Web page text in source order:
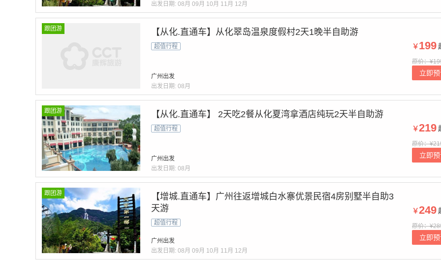
出发日期: 08月 09月 10月 11月 12月
跟团游 【从化.直通车】从化翠岛温泉度假村2天1晚半自助游
超值行程
广州出发
出发日期: 08月
￥199
原价：
立即
跟团游 【从化.直通车】 2天吃2餐从化夏湾拿酒店纯玩2天半自助游
超值行程
广州出发
出发日期: 08月
￥219
原价：
立即
跟团游
【增城.直通车】广州往返增城白水寨优景民宿4房别墅半自助3
天游
超值行程
广州出发
出发日期: 08月 09月 10月 11月 12月
￥249
原价：
立即